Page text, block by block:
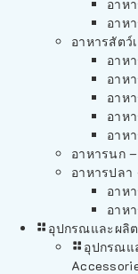
อาห
อาห
อาหารสัตว์
อาห
อาห
อาห
อาห
อาห
อาหารนก
อาหารปลา
อาห
อาห
อุปกรณและผลิ
อุปกรณแ